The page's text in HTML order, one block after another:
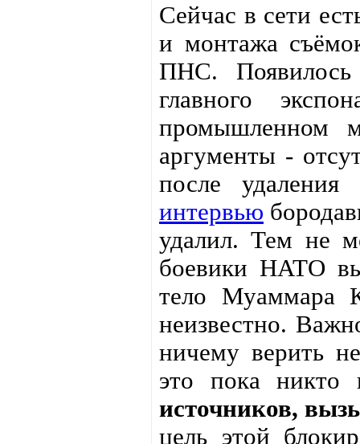
Сейчас в сети
и монтажа
ПНС.
главного
промышленном
аргументы -
после
интервью
удалил. Тем не
боевики НАТО
тело Муаммара
неизвестно.
ничему верить
это пока никто
источников,
цель этой